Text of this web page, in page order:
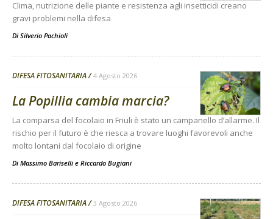
Clima, nutrizione delle piante e resistenza agli insetticidi creano
gravi problemi nella difesa
Di Silverio Pachioli
DIFESA FITOSANITARIA 4 Agosto 2026
La Popillia cambia marcia?
La comparsa del focolaio in Friuli è stato un campanello d’allarme. Il
rischio per il futuro è che riesca a trovare luoghi favorevoli anche
molto lontani dal focolaio di origine
Di Massimo Bariselli e Riccardo Bugiani
DIFESA FITOSANITARIA 3 Agosto 2026